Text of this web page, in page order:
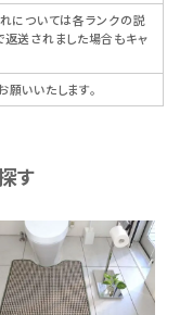
については各ランクの説
送されました場合もキャ
いいたします。
す